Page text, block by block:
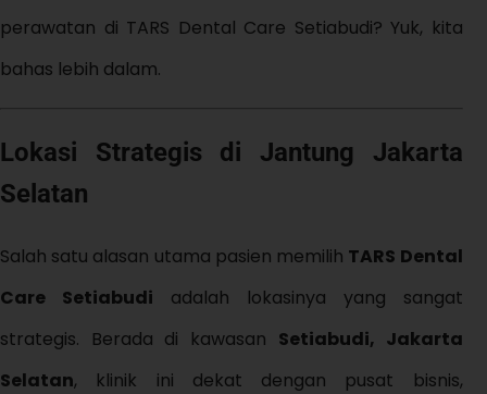
perawatan di TARS Dental Care Setiabudi? Yuk, kita
bahas lebih dalam.
Lokasi Strategis di Jantung Jakarta
Selatan
Salah satu alasan utama pasien memilih TARS Dental
Care Setiabudi adalah lokasinya yang sangat
strategis. Berada di kawasan Setiabudi, Jakarta
Selatan, klinik ini dekat dengan pusat bisnis,